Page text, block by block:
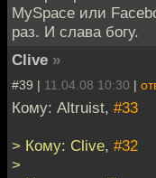
MySpace или
раз. И слава богу.
Clive »
#39 | 11.04.08 10:30 |
Кому: Altruist, #33
> Кому: Clive, #32
>